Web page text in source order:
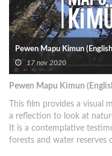
Pewen Mapu Kimun
17 nov 2020
Pewen Mapu Kimun
This film provides a visual
a reflection to look at
It is a contemplative
forests and water reserves